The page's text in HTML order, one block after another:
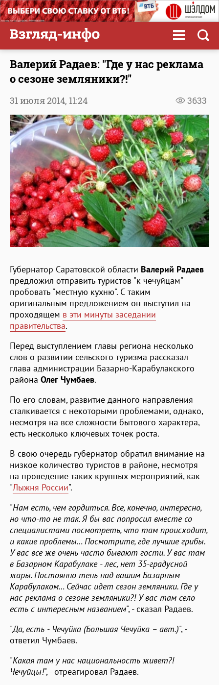
Валерий Радаев: "Где у нас реклама
о сезоне земляники?!"
3633
31 июля 2014, 11:24
Губернатор Саратовской области Валерий Радаев
предложил отправить туристов "к чечуйцам"
пробовать "местную кухню". С таким
оригинальным предложением он выступил на
проходящем в эти минуты заседании
правительства.
Перед выступлением главы региона несколько
слов о развитии сельского туризма рассказал
глава администрации Базарно-Карабулакского
района Олег Чумбаев.
По его словам, развитие данного направления
сталкивается с некоторыми проблемами, однако,
несмотря на все сложности бытового характера,
есть несколько ключевых точек роста.
В свою очередь губернатор обратил внимание на
низкое количество туристов в районе, несмотря
на проведение таких крупных мероприятий, как
"Лыжня России".
"Нам есть, чем гордиться. Все, конечно, интересно,
но что-то не так. Я бы вас попросил вместе со
специалистами посмотреть, что там происходит,
и какие проблемы… Посмотрите, где лучшие грибы.
У вас все же очень часто бывают гости. У вас там
в Базарном Карабулаке - лес, нет 35-градусной
жары. Постоянно тень над вашим Базарным
Карабулаком… Сейчас идет сезон земляники. Где у
нас реклама о сезоне земляники?! У вас там село
есть с интересным названием", - сказал Радаев.
"Да, есть - Чечуйка (Большая Чечуйка – авт.)", -
ответил Чумбаев.
"Какая там у нас национальность живет?!
Чечуйцы!", - отреагировал Радаев.